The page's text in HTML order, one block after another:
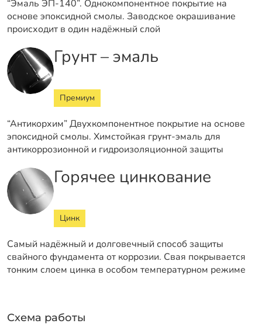
“Эмаль ЭП-140”. Однокомпонентное покрытие на
основе эпоксидной смолы. Заводское окрашивание
происходит в один надёжный слой
Грунт – эмаль
Премиум
“Антикорхим” Двухкомпонентное покрытие на основе
эпоксидной смолы. Химстойкая грунт-эмаль для
антикоррозионной и гидроизоляционной защиты
Горячее цинкование
Цинк
Самый надёжный и долговечный способ защиты
свайного фундамента от коррозии. Свая покрывается
тонким слоем цинка в особом температурном режиме
Схема работы